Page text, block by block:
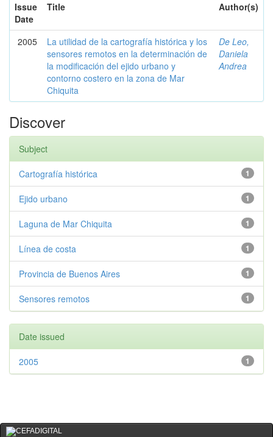
Issue
Date
Title Author(s)
2005
La utilidad de la cartografía histórica y los
sensores remotos en la determinación de
la modificación del ejido urbano y
contorno costero en la zona de Mar
Chiquita
De Leo,
Daniela
Andrea
Discover
Subject
1
Cartografía histórica
1
Ejido urbano
1
Laguna de Mar Chiquita
1
Línea de costa
1
Provincia de Buenos Aires
1
Sensores remotos
Date issued
1
2005